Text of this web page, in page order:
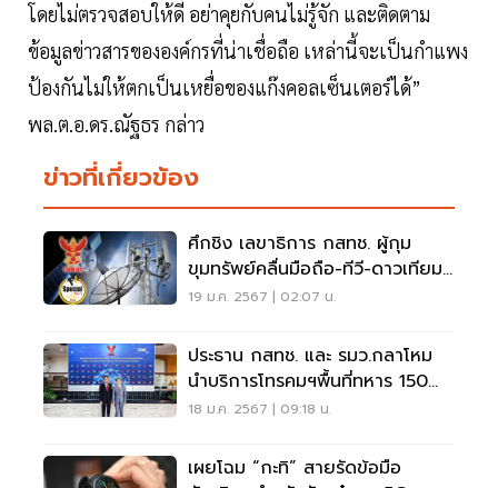
โดยไม่ตรวจสอบให้ดี อย่าคุยกับคนไม่รู้จัก และติดตาม
ข้อมูลข่าวสารขององค์กรที่น่าเชื่อถือ เหล่านี้จะเป็นกำแพง
ป้องกันไม่ให้ตกเป็นเหยื่อของแก๊งคอลเซ็นเตอร์ได้”
พล.ต.อ.ดร.ณัฐธร กล่าว
ข่าวที่เกี่ยวข้อง
ศึกชิง เลขาธิการ กสทช. ผู้กุม
ขุมทรัพย์คลื่นมือถือ-ทีวี-ดาวเทียม
แสนล้าน
19 ม.ค. 2567 | 02:07 น.
ประธาน กสทช. และ รมว.กลาโหม
นำบริการโทรคมฯพื้นที่ทหาร 150
แห่ง
18 ม.ค. 2567 | 09:18 น.
เผยโฉม “กะทิ” สายรัดข้อมือ